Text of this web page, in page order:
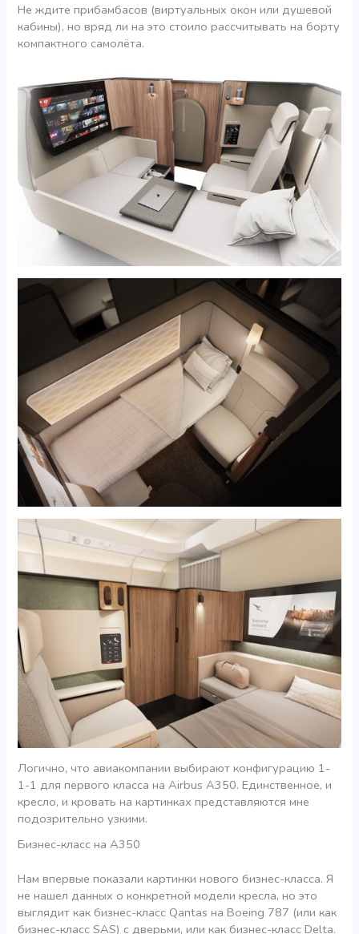
Не ждите прибамбасов (виртуальных окон или душевой
кабины), но вряд ли на это стоило рассчитывать на борту
компактного самолёта.
Логично, что авиакомпании выбирают конфигурацию 1-
1-1 для первого класса на Airbus A350. Единственное, и
кресло, и кровать на картинках представляются мне
подозрительно узкими.
Бизнес-класс на А350
Нам впервые показали картинки нового бизнес-класса. Я
не нашел данных о конкретной модели кресла, но это
выглядит как бизнес-класс Qantas на Boeing 787 (или как
бизнес-класс SAS) c дверьми, или как бизнес-класс Delta.